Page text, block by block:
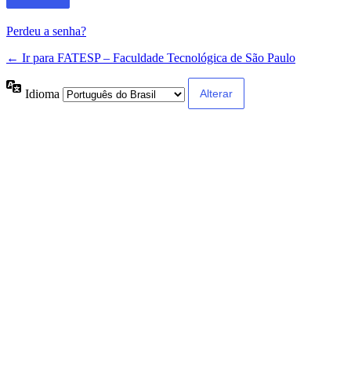
Perdeu a senha?
← Ir para FATESP – Faculdade Tecnológica de São Paulo
Idioma